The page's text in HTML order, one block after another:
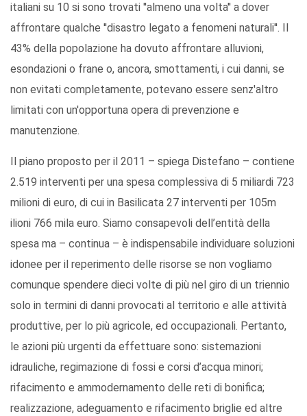
italiani su 10 si sono trovati ''almeno una volta'' a dover
affrontare qualche ''disastro legato a fenomeni naturali''. Il
43% della popolazione ha dovuto affrontare alluvioni,
esondazioni o frane o, ancora, smottamenti, i cui danni, se
non evitati completamente, potevano essere senz'altro
limitati con un'opportuna opera di prevenzione e
manutenzione.
Il piano proposto per il 2011 – spiega Distefano – contiene
2.519 interventi per una spesa complessiva di 5 miliardi 723
milioni di euro, di cui in Basilicata 27 interventi per 105m
ilioni 766 mila euro. Siamo consapevoli dell’entità della
spesa ma – continua – è indispensabile individuare soluzioni
idonee per il reperimento delle risorse se non vogliamo
comunque spendere dieci volte di più nel giro di un triennio
solo in termini di danni provocati al territorio e alle attività
produttive, per lo più agricole, ed occupazionali. Pertanto,
le azioni più urgenti da effettuare sono: sistemazioni
idrauliche, regimazione di fossi e corsi d’acqua minori;
rifacimento e ammodernamento delle reti di bonifica;
realizzazione, adeguamento e rifacimento briglie ed altre